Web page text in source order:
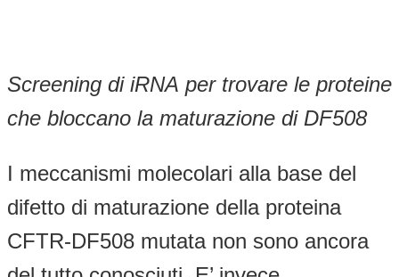
Screening di iRNA per trovare le proteine
che bloccano la maturazione di DF508
I meccanismi molecolari alla base del
difetto di maturazione della proteina
CFTR-DF508 mutata non sono ancora